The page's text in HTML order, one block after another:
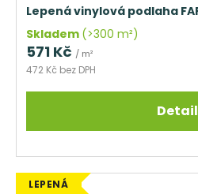
Lepená vinylová podlaha
Skladem (>300 m²)
472 Kč bez DPH
571 Kč / m²
Detail
LEPENÁ